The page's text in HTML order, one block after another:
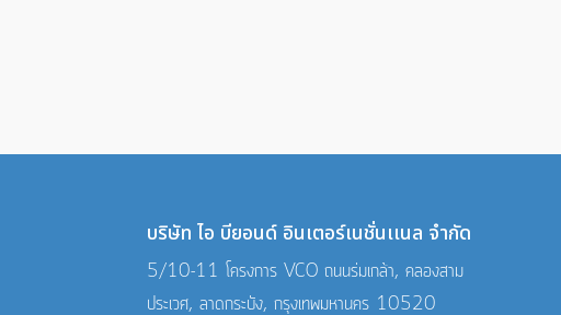
บริษัท ไอ บียอนด์ อินเตอร์เนชั่นเเนล จำกัด
5/10-11 โครงการ VCO ถนนร่มเกล้า, คลองสาม
ประเวศ, ลาดกระบัง, กรุงเทพมหานคร 10520